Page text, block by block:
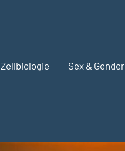
Zellbiologie Sex & Gender